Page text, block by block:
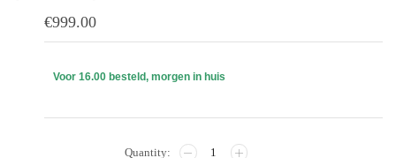
€999.00
Voor 16.00 besteld, morgen in huis